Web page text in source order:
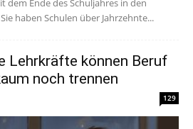
dem Ende des Schuljahres in den
haben Schulen über Jahrzehnte...
Lehrkräfte können Beruf
noch trennen
129